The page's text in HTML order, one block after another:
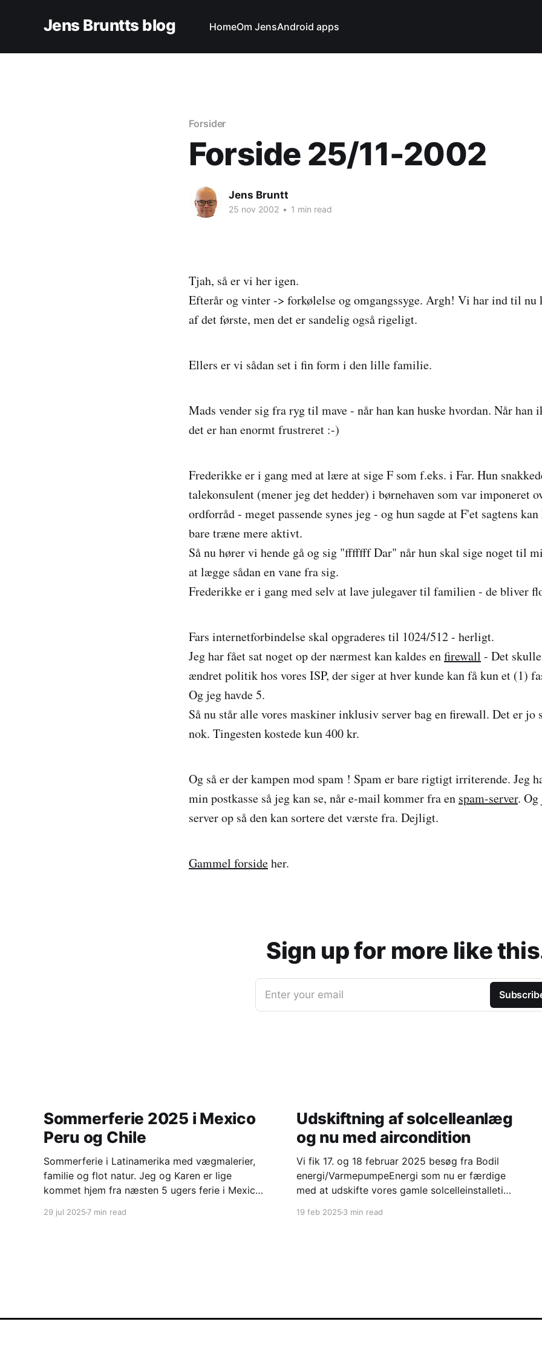
Jens Bruntts blog HomeOm JensAndroid apps
Forsider
Forside 25/11-2002
Jens Bruntt
25 nov 2002 • 1 min read
Tjah, så er vi her igen.
Efterår og vinter -> forkølelse og omgangssyge. Argh! Vi har ind til
af det første, men det er sandelig også rigeligt.
Ellers er vi sådan set i fin form i den lille familie.
Mads vender sig fra ryg til mave - når han kan huske hvordan. Når han
det er han enormt frustreret :-)
Frederikke er i gang med at lære at sige F som f.eks. i Far. Hun
talekonsulent (mener jeg det hedder) i børnehaven som var imponeret
ordforråd - meget passende synes jeg - og hun sagde at F'et sagtens
bare træne mere aktivt.
Så nu hører vi hende gå og sig "fffffff Dar" når hun skal sige noget til
at lægge sådan en vane fra sig.
Frederikke er i gang med selv at lave julegaver til familien - de bliver
Fars internetforbindelse skal opgraderes til 1024/512 - herligt.
Jeg har fået sat noget op der nærmest kan kaldes enfirewall - Det
ændret politik hos vores ISP, der siger at hver kunde kan få kun et (1)
Og jeg havde 5.
Så nu står alle vores maskiner inklusiv server bag en firewall. Det er jo
nok. Tingesten kostede kun 400 kr.
Og så er der kampen mod spam ! Spam er bare rigtigt irriterende. Jeg
min postkasse så jeg kan se, når e-mail kommer fra en spam-server. Og
server op så den kan sortere det værste fra. Dejligt.
Gammel forsideher.
Sign up for more like
Enter your email
Sommerferie 2025 i Mexico
Peru og Chile
Sommerferie i Latinamerika med vægmalerier,
familie og flot natur. Jeg og Karen er lige
kommet hjem fra næsten 5 ugers ferie i Mexico,
Frederikke og Mads Frederikke har været i
29 jul 2025 7 min read
Udskiftning af solcelleanlæg
og nu med aircondition
Vi fik 17. og 18 februar 2025 besøg fra Bodil
energi/VarmepumpeEnergi som nu er færdige
med at udskifte vores gamle solcelleinstalletion
19 feb 20253 min read